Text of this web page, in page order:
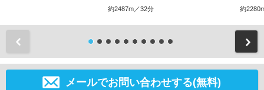
約2487m／32分 約
メールでお問い合わせする(無料)